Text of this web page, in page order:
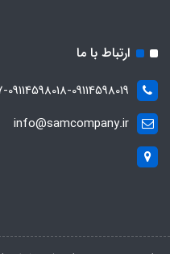
ارتباط با ما
۰۹۱۱۹۲۵۹۵۱۷-
info@samcompany.ir